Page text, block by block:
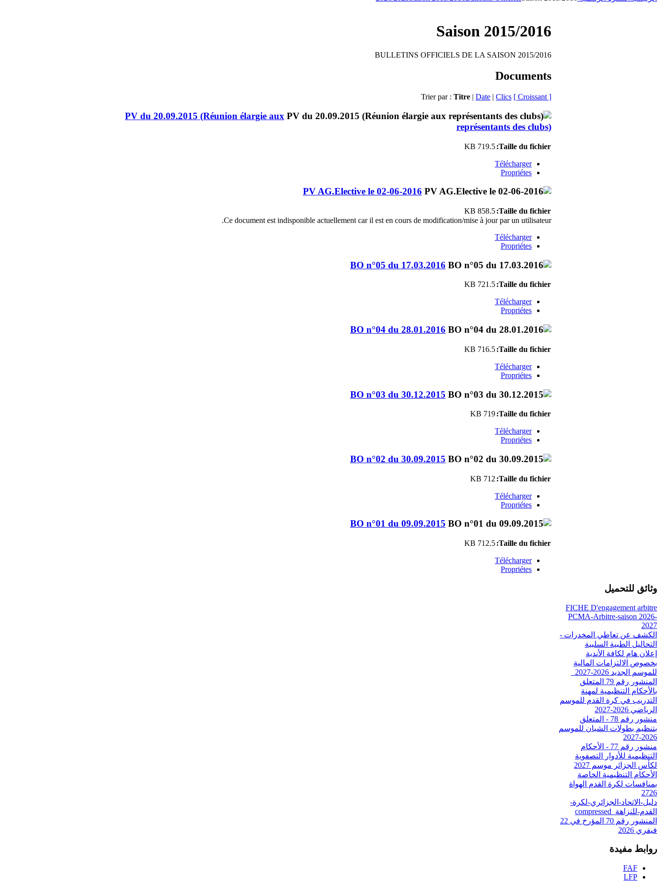
Saison 2015/2016
BULLETINS OFFICIELS DE LA SAISON 2015/2016
Documents
Trier par : Titre | Date | Clics [ Croissant ]
PV du 20.09.2015 (Réunion élargie aux
représentants des clubs)
Taille du fichier:
719.5 KB
Télécharger
Propriétes
PV AG.Elective le 02-06-2016
Taille du fichier:
858.5 KB
Ce document est indisponible actuellement car il est en cours de modification/mise à jour par un utilisateur.
Télécharger
Propriétes
BO n°05 du 17.03.2016
Taille du fichier:
721.5 KB
Télécharger
Propriétes
BO n°04 du 28.01.2016
Taille du fichier:
716.5 KB
Télécharger
Propriétes
BO n°03 du 30.12.2015
Taille du fichier:
719 KB
Télécharger
Propriétes
BO n°02 du 30.09.2015
Taille du fichier:
712 KB
Télécharger
Propriétes
BO n°01 du 09.09.2015
Taille du fichier:
712.5 KB
Télécharger
Propriétes
وثائق للتحميل
FICHE D'engagement arbitre
PCMA-Arbitre-saison 2026-
2027
الكشف عن تعاطي المخدرات -
التحاليل الطبية السلبية
إعلان هام لكافة الأندية
بخصوص الالتزامات المالية
للموسم الجديد 2026-2027_
المنشور رقم 79 المتعلق
بالأحكام التنظيمية لمهنة
التدريب في كرة القدم للموسم
الرياضي 2026-2027
منشور رقم 78 - المتعلق
بتنظيم بطولات الشبان للموسم
2026-2027
منشور رقم 77 - الأحكام
التنظيمية للأدوار التصفوية
لكأس الجزائر موسم 2027
الأحكام التنظيمية الخاصة
بمنافسات لكرة القدم الهواة
2726
دليل-الاتحاد-الجزائري-لكرة-
القدم-للنزاهة_compressed
المنشور رقم 70 المؤرخ في 22
فيفري 2026
روابط مفيدة
FAF
LFP